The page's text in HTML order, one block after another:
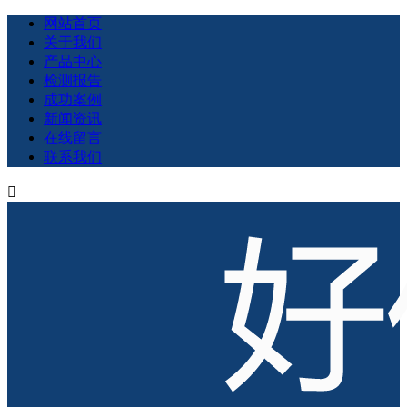
网站首页
关于我们
产品中心
检测报告
成功案例
新闻资讯
在线留言
联系我们
